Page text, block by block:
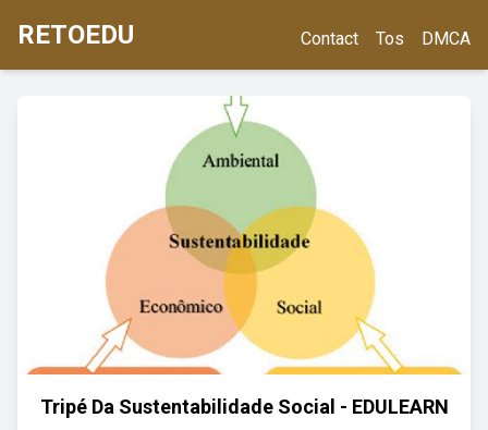
RETOEDU Contact Tos DMCA
Tripé Da Sustentabilidade Social - EDULEARN